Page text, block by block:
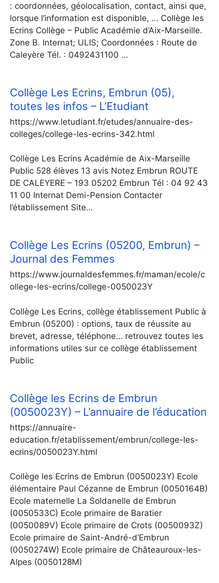
: coordonnées, géolocalisation, contact, ainsi que,
lorsque l’information est disponible, … Collège les
Ecrins Collège – Public Académie d’Aix-Marseille.
Zone B. Internat; ULIS; Coordonnées : Route de
Caleyère Tél. : 0492431100 …
Collège Les Ecrins, Embrun (05),
toutes les infos – L’Etudiant
https://www.letudiant.fr/etudes/annuaire-des-
colleges/college-les-ecrins-342.html
Collège Les Ecrins Académie de Aix-Marseille
Public 528 élèves 13 avis Notez Embrun ROUTE
DE CALEYERE – 193 05202 Embrun Tél : 04 92 43
11 00 Internat Demi-Pension Contacter
l’établissement Site…
Collège Les Ecrins (05200, Embrun) –
Journal des Femmes
https://www.journaldesfemmes.fr/maman/ecole/c
ollege-les-ecrins/college-0050023Y
Collège Les Ecrins, collège établissement Public à
Embrun (05200) : options, taux de réussite au
brevet, adresse, téléphone… retrouvez toutes les
informations utiles sur ce collège établissement
Public
Collège les Ecrins de Embrun
(0050023Y) – L’annuaire de l’éducation
https://annuaire-
education.fr/etablissement/embrun/college-les-
ecrins/0050023Y.html
Collège les Ecrins de Embrun (0050023Y) Ecole
élémentaire Paul Cézanne de Embrun (0050164B)
Ecole maternelle La Soldanelle de Embrun
(0050533C) Ecole primaire de Baratier
(0050089V) Ecole primaire de Crots (0050093Z)
Ecole primaire de Saint-André-d’Embrun
(0050274W) Ecole primaire de Châteauroux-les-
Alpes (0050128M)